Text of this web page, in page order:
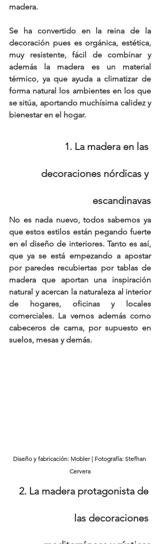
madera.
Se ha convertido en la reina de la
decoración pues es orgánica, estética,
muy resistente, fácil de combinar y
además la madera es un material
térmico, ya que ayuda a climatizar de
forma natural los ambientes en los que
se sitúa, aportando muchísima calidez y
bienestar en el hogar.
1. La madera en las
decoraciones nórdicas y
escandinavas
No es nada nuevo, todos sabemos ya
que estos estilos están pegando fuerte
en el diseño de interiores. Tanto es así,
que ya se está empezando a apostar
por paredes recubiertas por tablas de
madera que aportan una inspiración
natural y acercan la naturaleza al interior
de hogares, oficinas y locales
comerciales. La vemos además como
cabeceros de cama, por supuesto en
suelos, mesas y demás.
Diseño y fabricación: Mobler | Fotografía: Stefhan
Cervera
2. La madera protagonista de
las decoraciones